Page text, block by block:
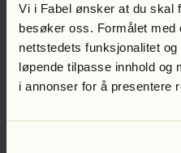
Vi i Fabel ønsker at du skal
besøker oss. Formålet med
nettstedets funksjonalitet
løpende tilpasse innhold og
i annonser for å presentere